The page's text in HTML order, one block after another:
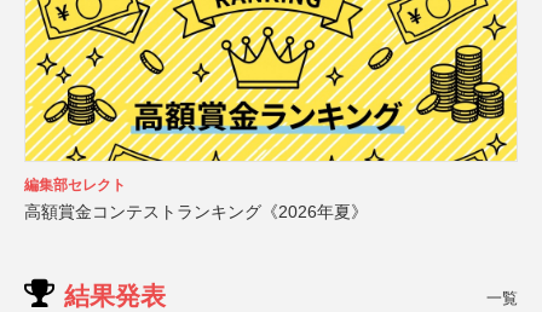
編集部セレクト
高額賞金コンテストランキング《2026年夏》
結果発表 一覧